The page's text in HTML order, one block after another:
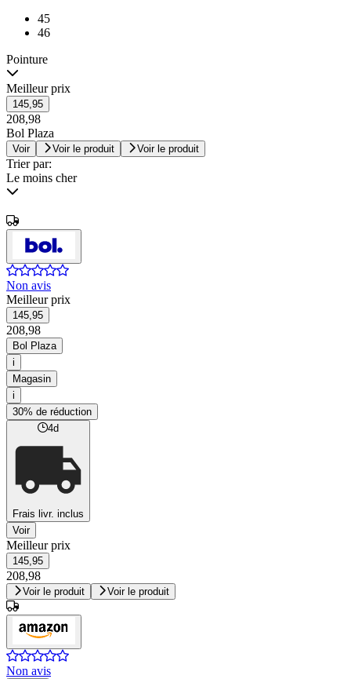
45
46
Pointure
Meilleur prix
145,95
208,98
Bol Plaza
Voir Voir le produit Voir le produit
Trier par:
Le moins cher
Non avis
Meilleur prix
145,95
208,98
Bol Plaza
i
Magasin
i
30% de réduction
4d
Frais livr. inclus
Voir
Meilleur prix
145,95
208,98
Voir le produit Voir le produit
Non avis